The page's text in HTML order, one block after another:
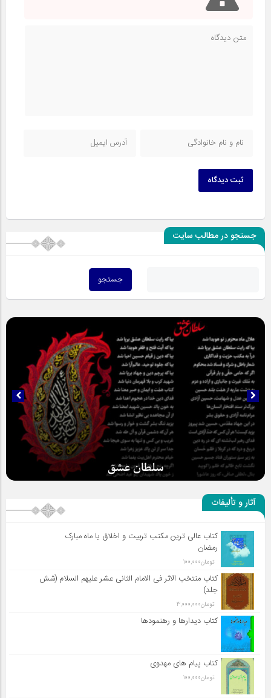
ثبت دیدگاه
جستجو در مطالب سایت
سلطان عشق
آثار و تألیفات
کتاب عالی ترین مکتب تربیت و اخلاق یا ماه مبارک
رمضان
تومان100,000
کتاب منتخب الاثر فی الامام الثانی عشر علیهم السلام (شش
جلد)
تومان3,000,000
کتاب دیدارها و رهنمودها
کتاب پیام های مهدوی
تومان100,000